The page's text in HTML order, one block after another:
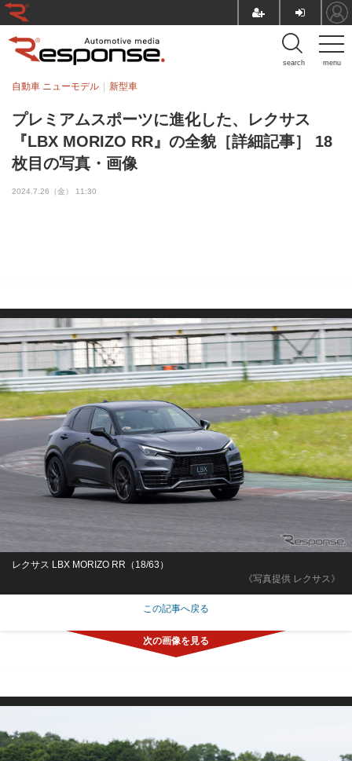
menu
search
プレミアムスポーツに進化した、レクサス
『LBX MORIZO RR』の全貌［詳細記事］ 18
枚目の写真・画像
自動車 ニューモデル 新型車
2024.7.26（金） 11:30
《写真提供 レクサス》
レクサス LBX MORIZO RR（18/63）
この記事へ戻る